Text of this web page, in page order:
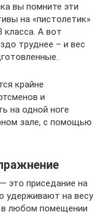
вы помните эти
на «пистолетик»
класса. А вот
труднее – и вес
крайне
и
на одной ноге
зале, с помощью
это приседание на
удерживают на весу
в любом помещении